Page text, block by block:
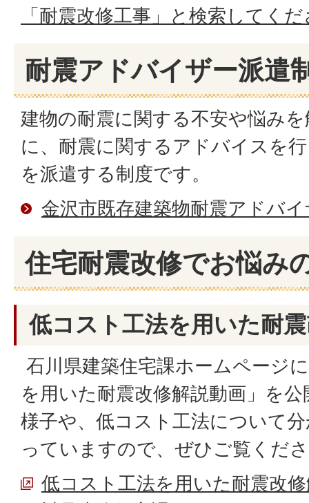
「耐震改修工事」と検索してく
耐震アドバイザー派遣
建物の耐震に関する不安や悩み
に、耐震に関するアドバイスを
を派遣する制度です。
金沢市既存建築物耐震アドバ
住宅耐震改修でお悩み
低コスト工法を用いた耐
石川県建築住宅課ホームページ
を用いた耐震改修解説動画」を
様子や、低コスト工法について
っていますので、ぜひご覧くだ
低コスト工法を用いた耐震改